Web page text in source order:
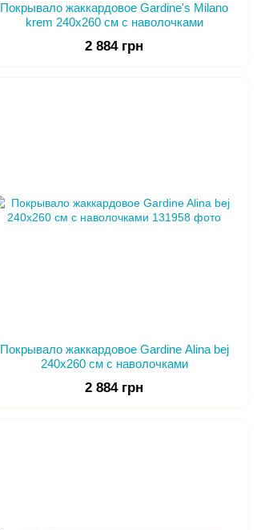
Покрывало жаккардовое Gardine's Milano
krem 240х260 см с наволочками
2 884 грн
Покрывало жаккардовое Gardine Alina bej
240х260 см с наволочками
2 884 грн